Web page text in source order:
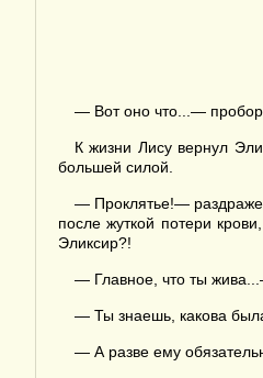
— Вот оно что...—
К жизни Лису вернул
большей силой.
— Проклятье!—
после жуткой потери
Эликсир?!
— Главное, что ты
— Ты знаешь, какова
— А разве ему